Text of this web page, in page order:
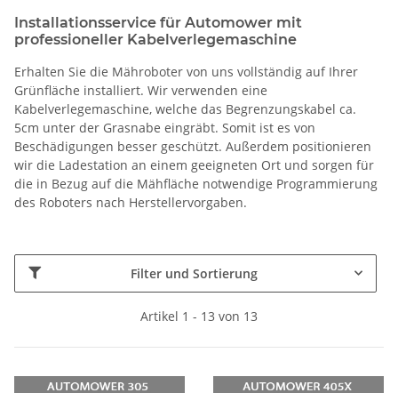
Installationsservice für Automower mit
professioneller Kabelverlegemaschine
Erhalten Sie die Mähroboter von uns vollständig auf Ihrer
Grünfläche installiert. Wir verwenden eine
Kabelverlegemaschine, welche das Begrenzungskabel ca.
5cm unter der Grasnabe eingräbt. Somit ist es von
Beschädigungen besser geschützt. Außerdem positionieren
wir die Ladestation an einem geeigneten Ort und sorgen für
die in Bezug auf die Mähfläche notwendige Programmierung
des Roboters nach Herstellervorgaben.
Filter und Sortierung
Artikel 1 - 13 von 13